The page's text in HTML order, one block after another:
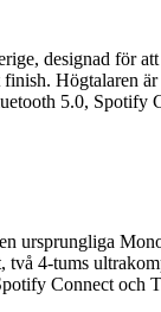
designad för
Högtalaren
5.0, Spotify
ursprungliga
två 4-tums
Connect och